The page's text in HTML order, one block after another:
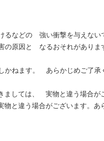
などの 強い衝撃を与えない
の原因と なるおそれがありま
かねます。 あらかじめご了承
しては、 実物と違う場合が
と違う場合がございます。あ